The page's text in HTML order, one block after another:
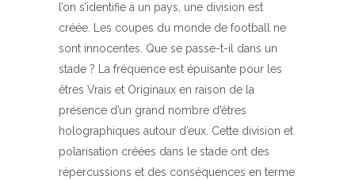
l’on s’identifie à un pays, une division est
créée. Les coupes du monde de football ne
sont innocentes. Que se passe-t-il dans un
stade ? La fréquence est épuisante pour les
êtres Vrais et Originaux en raison de la
présence d’un grand nombre d’êtres
holographiques autour d’eux. Cette division et
polarisation créées dans le stade ont des
répercussions et des conséquences en terme